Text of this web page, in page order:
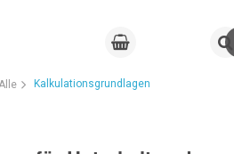
Kalkulationsgrundlagen